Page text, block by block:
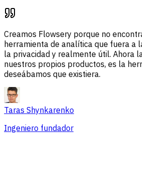
Creamos Flowsery porque no
herramienta de analítica que fuera a
la privacidad y realmente útil. Ahora
nuestros propios productos, es la
deseábamos que existiera.
Taras Shynkarenko
Ingeniero fundador
Resumen Problemas de sesión